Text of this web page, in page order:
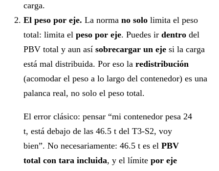
carga.
El peso por eje. La norma no solo limita el peso
total: limita el peso por eje. Puedes ir dentro del
PBV total y aun así sobrecargar un eje si la carga
está mal distribuida. Por eso la redistribución
(acomodar el peso a lo largo del contenedor) es una
palanca real, no solo el peso total.
El error clásico: pensar “mi contenedor pesa 24
t, está debajo de las 46.5 t del T3-S2, voy
bien”. No necesariamente: 46.5 t es el PBV
total con tara incluida, y el límite por eje